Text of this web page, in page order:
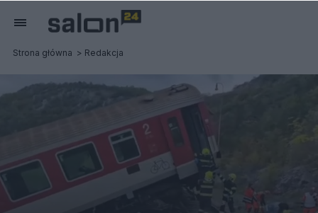
Strona główna Redakcja